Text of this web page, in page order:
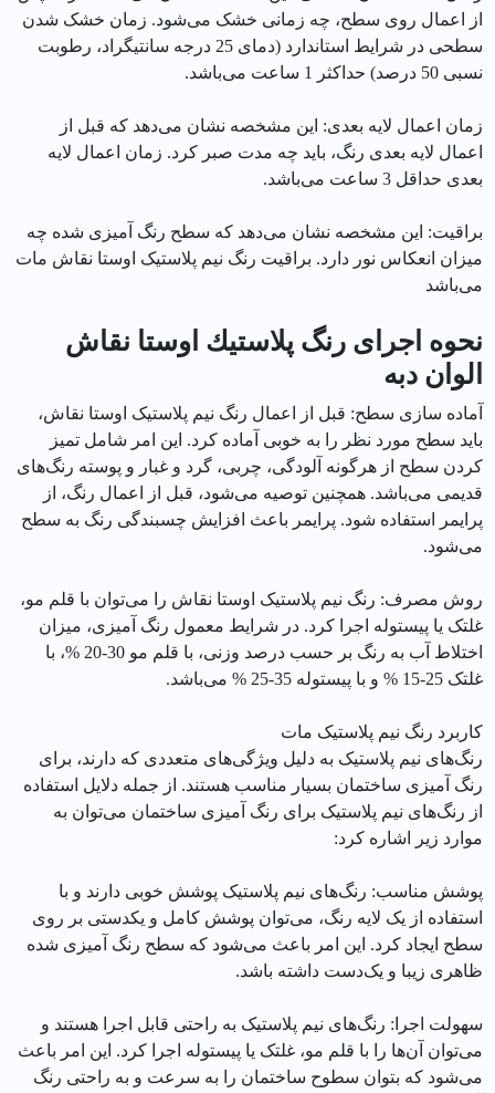
از اعمال روی سطح، چه زمانی خشک می‌شود. زمان خشک شدن
سطحی در شرایط استاندارد (دمای 25 درجه سانتیگراد، رطوبت
نسبی 50 درصد) حداکثر 1 ساعت می‌باشد.
زمان اعمال لایه بعدی: این مشخصه نشان می‌دهد که قبل از
اعمال لایه بعدی رنگ، باید چه مدت صبر کرد. زمان اعمال لایه
بعدی حداقل 3 ساعت می‌باشد.
براقیت: این مشخصه نشان می‌دهد که سطح رنگ آمیزی شده چه
میزان انعکاس نور دارد. براقیت رنگ نیم پلاستیک اوستا نقاش مات
می‌باشد
نحوه اجرای رنگ پلاستيك اوستا نقاش
الوان دبه
آماده سازی سطح: قبل از اعمال رنگ نیم پلاستیک اوستا نقاش،
باید سطح مورد نظر را به خوبی آماده کرد. این امر شامل تمیز
کردن سطح از هرگونه آلودگی، چربی، گرد و غبار و پوسته رنگ‌های
قدیمی می‌باشد. همچنین توصیه می‌شود، قبل از اعمال رنگ، از
پرایمر استفاده شود. پرایمر باعث افزایش چسبندگی رنگ به سطح
می‌شود.
روش مصرف: رنگ نیم پلاستیک اوستا نقاش را می‌توان با قلم مو،
غلتک یا پیستوله اجرا کرد. در شرایط معمول رنگ آمیزی، میزان
اختلاط آب به رنگ بر حسب درصد وزنی، با قلم مو 30-20 %، با
غلتک 25-15 % و با پیستوله 35-25 % می‌باشد.
کاربرد رنگ نیم پلاستیک مات
رنگ‌های نیم پلاستیک به دلیل ویژگی‌های متعددی که دارند، برای
رنگ آمیزی ساختمان بسیار مناسب هستند. از جمله دلایل استفاده
از رنگ‌های نیم پلاستیک برای رنگ آمیزی ساختمان می‌توان به
موارد زیر اشاره کرد:
پوشش مناسب: رنگ‌های نیم پلاستیک پوشش خوبی دارند و با
استفاده از یک لایه رنگ، می‌توان پوشش کامل و یکدستی بر روی
سطح ایجاد کرد. این امر باعث می‌شود که سطح رنگ آمیزی شده
ظاهری زیبا و یک‌دست داشته باشد.
سهولت اجرا: رنگ‌های نیم پلاستیک به راحتی قابل اجرا هستند و
می‌توان آن‌ها را با قلم مو، غلتک یا پیستوله اجرا کرد. این امر باعث
می‌شود که بتوان سطوح ساختمان را به سرعت و به راحتی رنگ